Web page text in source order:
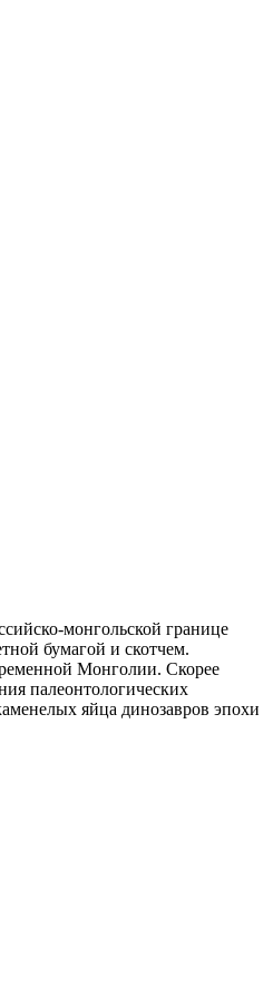
монгольской границе
бумагой и скотчем.
Монголии. Скорее
палеонтологических
яйца динозавров эпохи